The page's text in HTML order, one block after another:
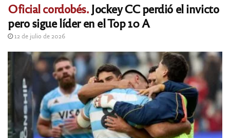
Oficial cordobés.Jockey CC perdió el invicto
pero sigue líder en el Top 10 A
12 de julio de 2026